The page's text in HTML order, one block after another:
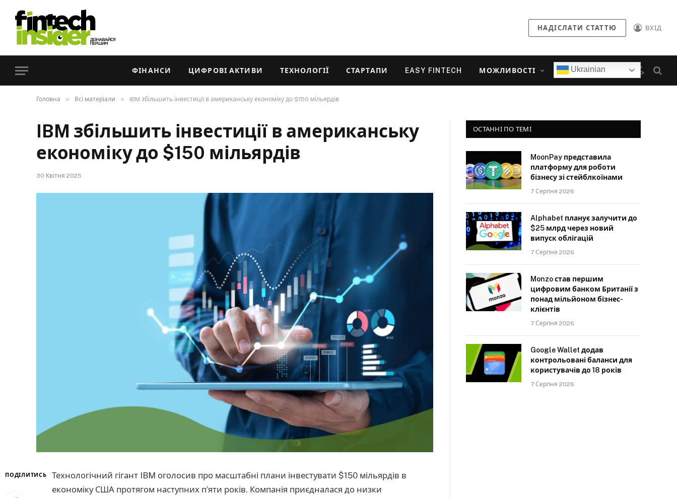
НАДІСЛАТИ СТАТТЮ ВХІД
ФІНАНСИ ЦИФРОВІ АКТИВИ ТЕХНОЛОГІЇ СТАРТАПИ EASY FINTECH МОЖЛИВОСТІ Ukrainian
Головна » Всі матеріали » IBM збільшить інвестиції в американську економіку до $150 мільярдів
IBM збільшить інвестиції в американську
економіку до $150 мільярдів
30 Квітня 2025
ПОДІЛИТИСЬ
Технологічний гігант IBM оголосив про масштабні плани інвестувати $150 мільярдів в
економіку США протягом наступних п’яти років. Компанія приєдналася до низки
ОСТАННІ ПО ТЕМІ
MoonPay представила
платформу для роботи
бізнесу зі стейблкоїнами
7 Серпня 2026
Alphabet планує залучити до
$25 млрд через новий
випуск облігацій
7 Серпня 2026
Monzo став першим
цифровим банком Британії з
понад мільйоном бізнес-
клієнтів
7 Серпня 2026
Google Wallet додав
контрольовані баланси для
користувачів до 18 років
7 Серпня 2026